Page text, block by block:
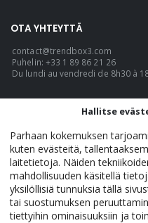
OTA YHTEYTTÄ
contact@trendbox3.com
Puhelin: +33 1 89 86 21 26
Du lundi au vendredi de 8h30 à
TrendBox3 - Official. ©
Hallitse
Parhaan kokemuksen
kuten evästeitä,
laitetietoja. Näiden
mahdollisuuden käsitellä
yksilöllisiä tunnuksia tällä
tai suostumuksen
tiettyihin ominaisuuksiin ja